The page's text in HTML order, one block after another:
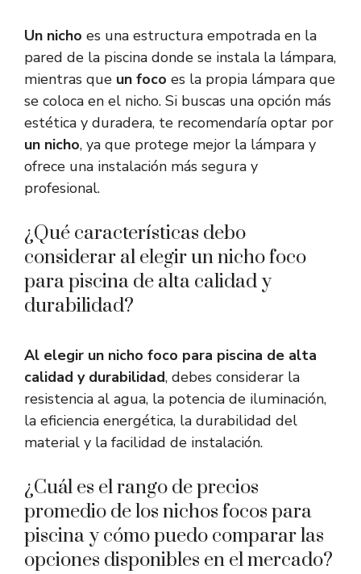
Un nicho es una estructura empotrada en la
pared de la piscina donde se instala la lámpara,
mientras que un foco es la propia lámpara que
se coloca en el nicho. Si buscas una opción más
estética y duradera, te recomendaría optar por
un nicho, ya que protege mejor la lámpara y
ofrece una instalación más segura y
profesional.
¿Qué características debo
considerar al elegir un nicho foco
para piscina de alta calidad y
durabilidad?
Al elegir un nicho foco para piscina de alta
calidad y durabilidad, debes considerar la
resistencia al agua, la potencia de iluminación,
la eficiencia energética, la durabilidad del
material y la facilidad de instalación.
¿Cuál es el rango de precios
promedio de los nichos focos para
piscina y cómo puedo comparar las
opciones disponibles en el mercado?